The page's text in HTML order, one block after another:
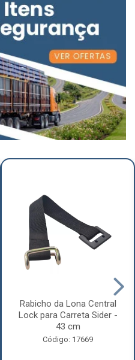
Rabicho da Lona Central
Lock para Carreta Sider -
43 cm
Código: 17669